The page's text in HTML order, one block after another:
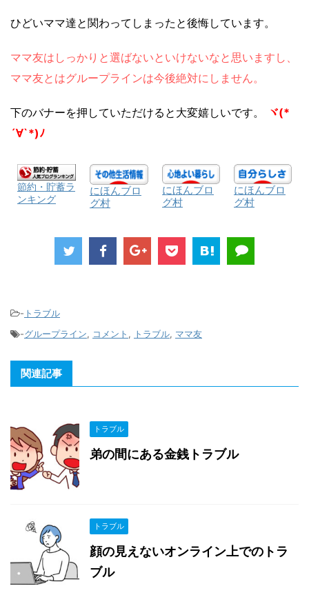
ひどいママ達と関わってしまったと後悔しています。
ママ友はしっかりと選ばないといけないなと思いますし、
ママ友とはグループラインは今後絶対にしません。
下のバナーを押していただけると大変嬉しいです。
ヾ(*
´∀`*)ﾉ
節約・貯蓄ラ
ンキング
にほんブロ
グ村
にほんブロ
グ村
にほんブロ
グ村
- トラブル
-グループライン, コメント , トラブル, ママ友
関連記事
トラブル
弟の間にある金銭トラブル
トラブル
顔の見えないオンライン上でのトラ
ブル